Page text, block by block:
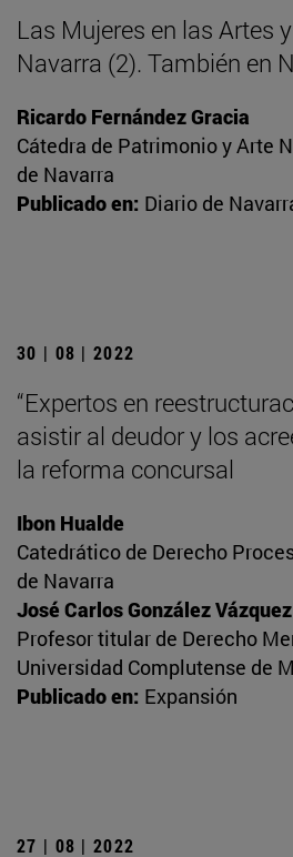
Las Mujeres en las Artes
Navarra (2). También en
Ricardo Fernández Gracia
Cátedra de Patrimonio y Arte
de Navarra
Publicado en: Diario de
30 | 08 | 2022
“Expertos en
asistir al deudor y los
la reforma concursal
Ibon Hualde
Catedrático de Derecho
de Navarra
José Carlos González Vázquez
Profesor titular de Derecho
Universidad Complutense de
Publicado en: Expansión
27 | 08 | 2022